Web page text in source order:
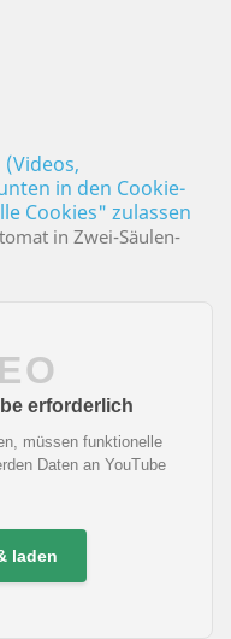
in den Cookie-
Cookies" zulassen
in Zwei-Säulen-
erforderlich
müssen funktionelle
Daten an YouTube
laden